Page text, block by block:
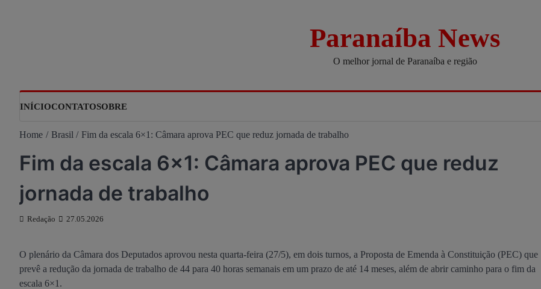
Paranaíba News
O melhor jornal de Paranaíba e região
INÍCIOCONTATOSOBRE
Home Brasil Fim da escala 6×1: Câmara aprova PEC que reduz jornada de trabalho
Fim da escala 6×1: Câmara aprova PEC que reduz
jornada de trabalho
Redação 27.05.2026
O plenário da Câmara dos Deputados aprovou nesta quarta-feira (27/5), em dois turnos, a Proposta de Emenda à Constituição (PEC) que
prevê a redução da jornada de trabalho de 44 para 40 horas semanais em um prazo de até 14 meses, além de abrir caminho para o fim da
escala 6×1.